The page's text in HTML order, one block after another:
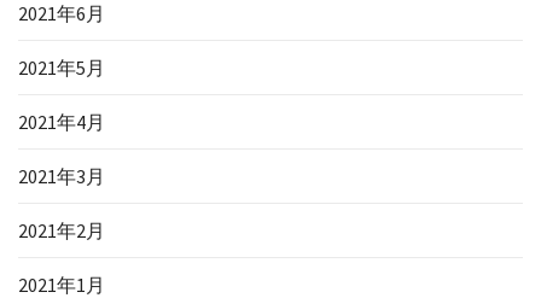
2021年6月
2021年5月
2021年4月
2021年3月
2021年2月
2021年1月